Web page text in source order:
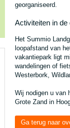
georganiseerd.
Activiteiten in
Het Summio
loopafstand van
vakantiepark ligt
wandelingen of
Westerbork,
Wij nodigen u van
Grote Zand in
Ga terug naar